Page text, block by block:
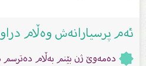
ئەم پرسیارانەش وەڵام
دەمەوێ ژن بێنم بەڵام دەترسم